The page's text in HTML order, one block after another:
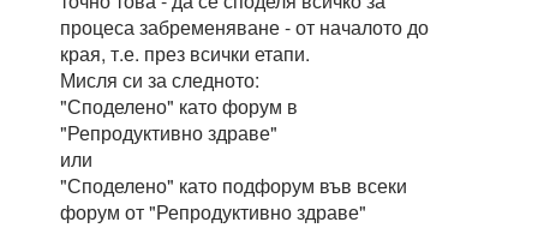
процеса забременяване - от началото до
края, т.е. през всички етапи.
Мисля си за следното:
"Споделено" като форум в
"Репродуктивно здраве"
или
"Споделено" като подфорум във всеки
форум от "Репродуктивно здраве"